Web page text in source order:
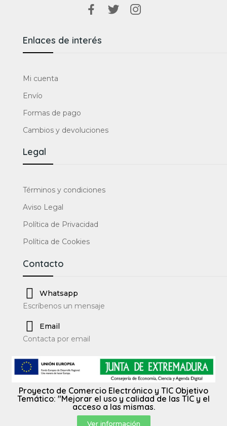
Enlaces de interés
Mi cuenta
Envío
Formas de pago
Cambios y devoluciones
Legal
Términos y condiciones
Aviso Legal
Política de Privacidad
Política de Cookies
Contacto
Whatsapp
Escríbenos un mensaje
Email
Contacta por email
Proyecto de Comercio Electrónico y TIC Objetivo
Temático: "Mejorar el uso y calidad de las TIC y el
acceso a las mismas.
Ver información